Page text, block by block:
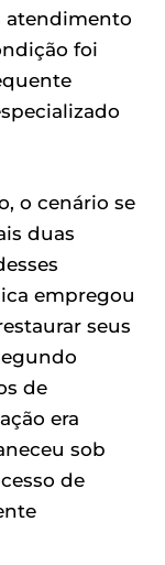
atendimento
foi
o cenário se
duas
empregou
seus
de
era
sob
de